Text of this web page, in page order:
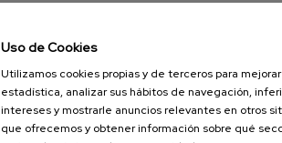
Uso de Cookies
Utilizamos cookies propias y de terceros para
estadística, analizar sus hábitos de navegación,
intereses y mostrarle anuncios relevantes en otros
que ofrecemos y obtener información sobre qué